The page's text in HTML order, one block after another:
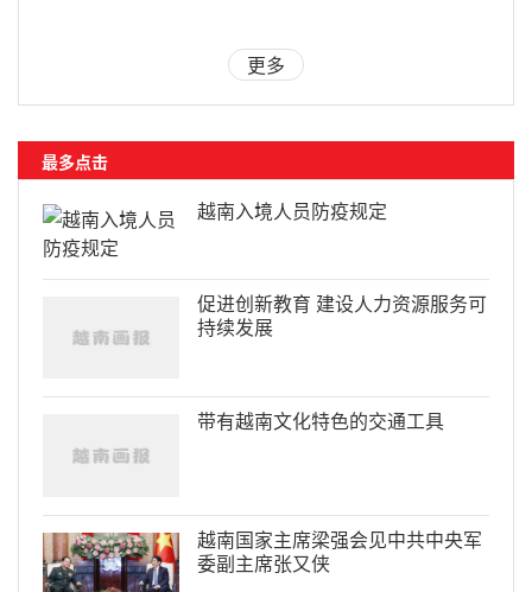
更多
最多点击
越南入境人员防疫规定
促进创新教育 建设人力资源服务可
持续发展
带有越南文化特色的交通工具
越南国家主席梁强会见中共中央军
委副主席张又侠